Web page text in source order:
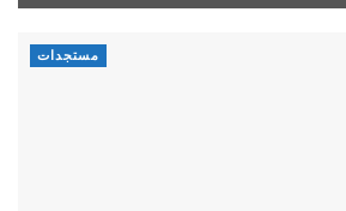
مستجدات